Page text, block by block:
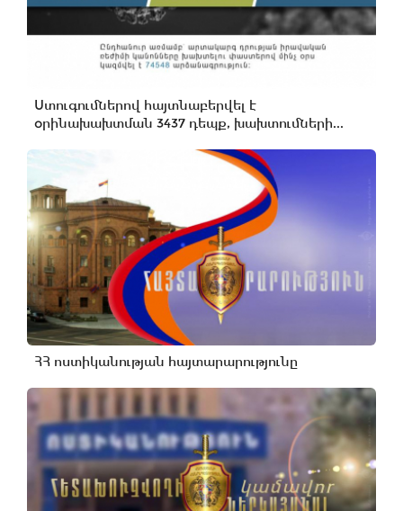
Ստուգումներով հայտնաբերվել է
օրինախախտման 3437 դեպք, խախտումների...
ՀՀ ոստիկանության հայտարարությունը